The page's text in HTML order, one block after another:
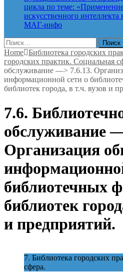
цикла по теме:
искусственного интеллекта
МАГ-инфо
Найти:
Home Библиотека городских
городских практик. Социальная
обслуживание —> 7.6.13.
информационной сети о
библиотек города, в т.ч. вузов и
7.6.
обслуживание
Организация
библиотечных
библиотек
и предприятий.
7. Библиотека городских
сфера.